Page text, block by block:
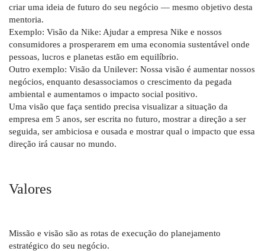
criar uma ideia de futuro do seu negócio — mesmo objetivo desta
mentoria.
Exemplo: Visão da Nike: Ajudar a empresa Nike e nossos
consumidores a prosperarem em uma economia sustentável onde
pessoas, lucros e planetas estão em equilíbrio.
Outro exemplo: Visão da Unilever: Nossa visão é aumentar nossos
negócios, enquanto desassociamos o crescimento da pegada
ambiental e aumentamos o impacto social positivo.
Uma visão que faça sentido precisa visualizar a situação da
empresa em 5 anos, ser escrita no futuro, mostrar a direção a ser
seguida, ser ambiciosa e ousada e mostrar qual o impacto que essa
direção irá causar no mundo.
Valores
Missão e visão são as rotas de execução do planejamento
estratégico do seu negócio.